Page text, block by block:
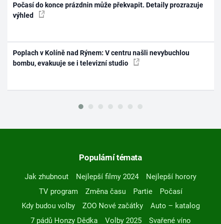
Počasí do konce prázdnin může překvapit. Detaily prozrazuje
výhled
Poplach v Kolíně nad Rýnem: V centru našli nevybuchlou
bombu, evakuuje se i televizní studio
Populární témata
Jak zhubnout Nejlepší filmy 2024
Nejlepší horory
TV program
Změna času Partie
Počasí
Kdy budou volby
ZOO Nové začátky
Auto – katalog
7 pádů Honzy Dědka
Volby 2025
Svařené víno